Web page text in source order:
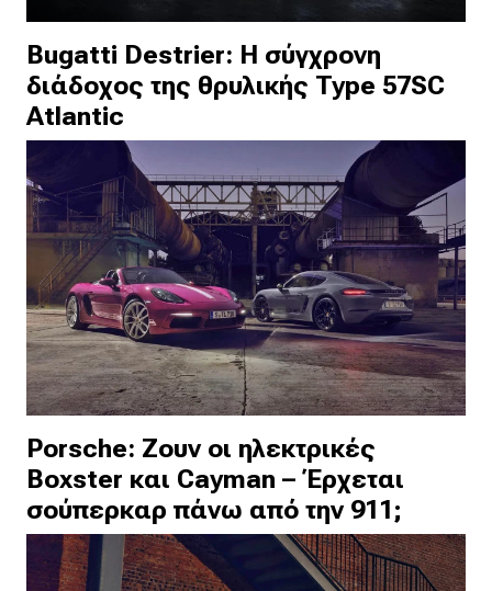
Bugatti Destrier: Η σύγχρονη
διάδοχος της θρυλικής Type 57SC
Atlantic
Porsche: Ζουν οι ηλεκτρικές
Boxster και Cayman – Έρχεται
σούπερκαρ πάνω από την 911;